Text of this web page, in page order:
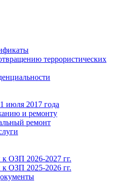
террористических
2017 года
и ремонту
ремонт
ОЗП 2026-2027 гг.
ОЗП 2025-2026 гг.